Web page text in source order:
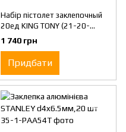
Набір пістолет заклепочный
20ед KING TONY (21-20-
07MR)
1 740 грн
Придбати